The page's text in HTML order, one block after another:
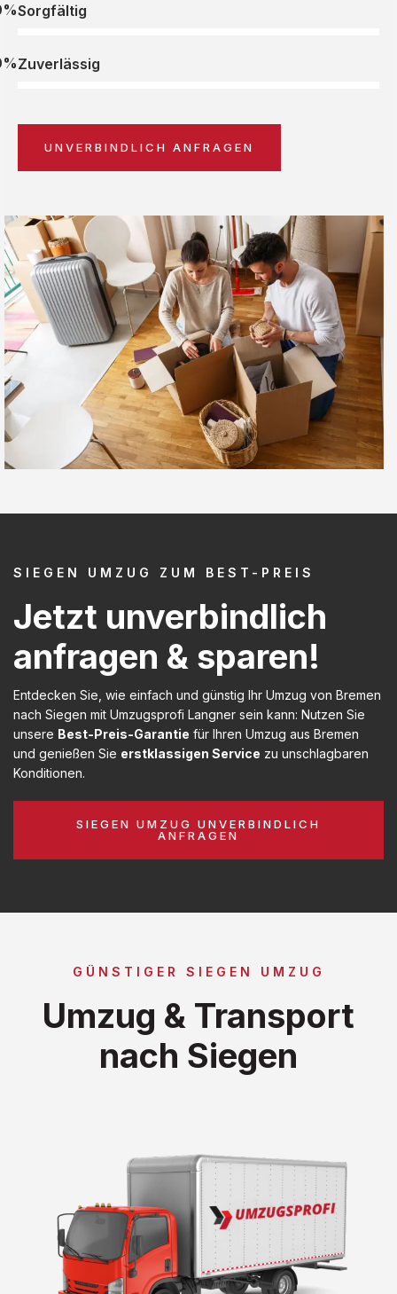
Sorgfältig
Zuverlässig
UNVERBINDLICH ANFRAGEN
SIEGEN UMZUG ZUM BEST-PREIS
Jetzt unverbindlich
anfragen & sparen!
Entdecken Sie, wie einfach und günstig Ihr Umzug von Bremen
nach Siegen mit Umzugsprofi Langner sein kann: Nutzen Sie
unsere Best-Preis-Garantie für Ihren Umzug aus Bremen
und genießen Sie erstklassigen Service zu unschlagbaren
Konditionen.
SIEGEN UMZUG UNVERBINDLICH
ANFRAGEN
GÜNSTIGER SIEGEN UMZUG
Umzug & Transport
nach Siegen